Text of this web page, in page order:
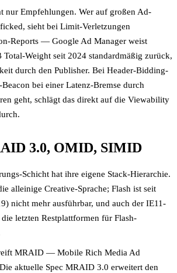
nur Empfehlungen. Wer auf großen Ad-
sieht bei Limit-Verletzungen
Reports — Google Ad Manager weist
Total-Weight seit 2024 standardmäßig zurück,
durch den Publisher. Bei Header-Bidding-
bei einer Latenz-Bremse durch
geht, schlägt das direkt auf die Viewability
3.0, OMID, SIMID
Schicht hat ihre eigene Stack-Hierarchie.
alleinige Creative-Sprache; Flash ist seit
nicht mehr ausführbar, und auch der IE11-
letzten Restplattformen für Flash-
MRAID — Mobile Rich Media Ad
aktuelle Spec MRAID 3.0 erweitert den